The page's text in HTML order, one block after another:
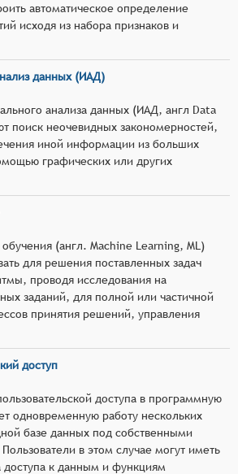
автоматическое определение
исходя из набора признаков и
данных (ИАД)
анализа данных (ИАД, англ Data
поиск неочевидных закономерностей,
иной информации из больших
графических или других
(англ. Machine Learning, ML)
для решения поставленных задач
проводя исследования на
заданий, для полной или частичной
принятия решений, управления
доступ
доступа в программную
одновременную работу нескольких
базе данных под собственными
в этом случае могут иметь
доступа к данным и функциям